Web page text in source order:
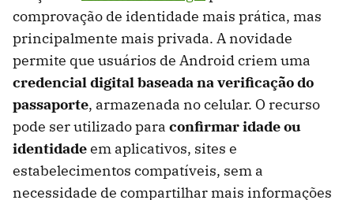
comprovação de identidade mais prática, mas
principalmente mais privada. A novidade
permite que usuários de Android criem uma
credencial digital baseada na verificação do
passaporte, armazenada no celular. O recurso
pode ser utilizado para confirmar idade ou
identidadeem aplicativos, sites e
estabelecimentos compatíveis, sem a
necessidade de compartilhar mais informações